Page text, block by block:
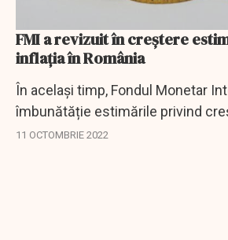
FMI a revizuit în creștere
inflația în România
În același timp, Fondul Monetar
îmbunătăție estimările privind
românești în 2022, dar le-a revizuit
11 OCTOMBRIE 2022